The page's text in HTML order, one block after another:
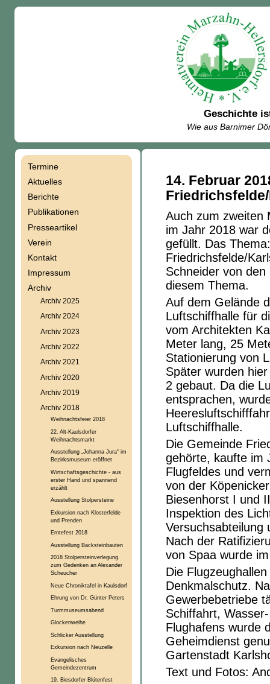
Geschichte
Wie aus Barnimer
14. Februar
Auch zum zweiten
im Jahr 2018 war
gefüllt. Das
Friedrichsfelde/
Schneider von
diesem Thema.
Auf dem Gelände
Luftschiffhalle für
vom Architekten
Meter lang, 25
Stationierung von
Später wurden
2 gebaut. Da die
entsprachen,
Luftschiffhalle.
Die Gemeinde
gehörte, kaufte im
Flugfeldes und
von der
Biesenhorst I und
Inspektion des
Versuchsabteilung
Nach der
von Spaa wurde
Die
Denkmalschutz.
Gewerbebetriebe
Schiffahrt,
Flughafens wurde
Geheimdienst
Gartenstadt
Text und Fotos:
Termine
Aktuelles
Berichte
Publikationen
Presseartikel
Verein
Kontakt
Impressum
Archiv
Archiv 2025
Archiv 2024
Archiv 2023
Archiv 2022
Archiv 2021
Archiv 2020
Archiv 2019
Archiv 2018
Weihnachtsfeier 2018
22. Alt-Kaulsdorfer
Weihnachtsmarkt
Ausstellung „Johanna Jura“ im
Bezirksmuseum eröffnet
Wirtschaftsgeschichte - aus
erster Hand und spannend
erzählt
Ausstellung Stolpersteine
Exkursion nach Klosterfelde
und Prenden
Erntefest 2018
Ausstellung Backsteinbauten
2018 Stolpersteinverlegung
zum Gedenken an Alexander
Scheucher
Neue Chroniktafel in Kaulsdorf
Ehrung von Dr. Günter Peters
Turmmuseumsabend
Glockenweihe
Schlicker Ausstellung
Exkursion nach Neuzelle
Evangelisches
Gemeindezentrum
19. Biesdorfer Blütenfest